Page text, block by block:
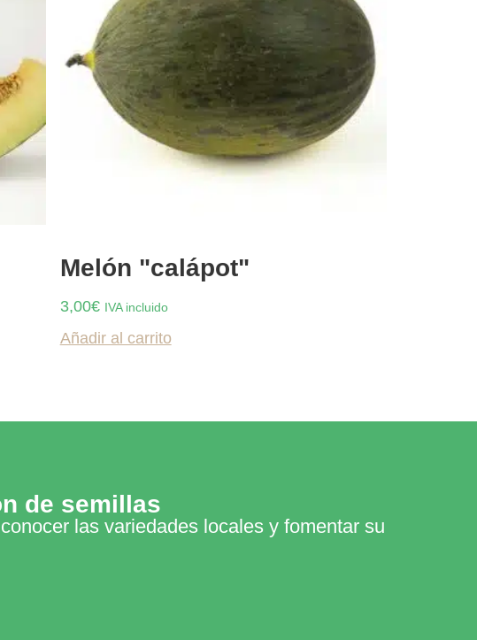
Melón "calápot"
3,00€ IVA incluido
Añadir al carrito
de semillas
las variedades locales y fomentar su